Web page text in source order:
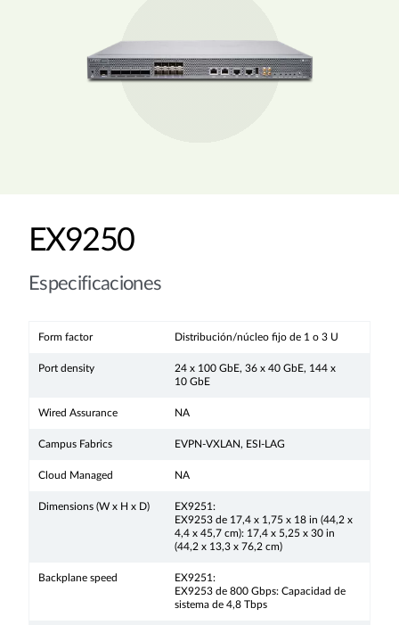
EX9250
Especificaciones
Form factor Distribución/núcleo fijo de 1 o 3 U
Port density
24 x 100 GbE, 36 x 40 GbE, 144 x
10 GbE
Wired Assurance NA
Campus Fabrics EVPN-VXLAN, ESI-LAG
Cloud Managed NA
Dimensions (W x H x D)
EX9251:
EX9253 de 17,4 x 1,75 x 18 in (44,2 x
4,4 x 45,7 cm): 17,4 x 5,25 x 30 in
(44,2 x 13,3 x 76,2 cm)
Backplane speed
EX9251:
EX9253 de 800 Gbps: Capacidad de
sistema de 4,8 Tbps